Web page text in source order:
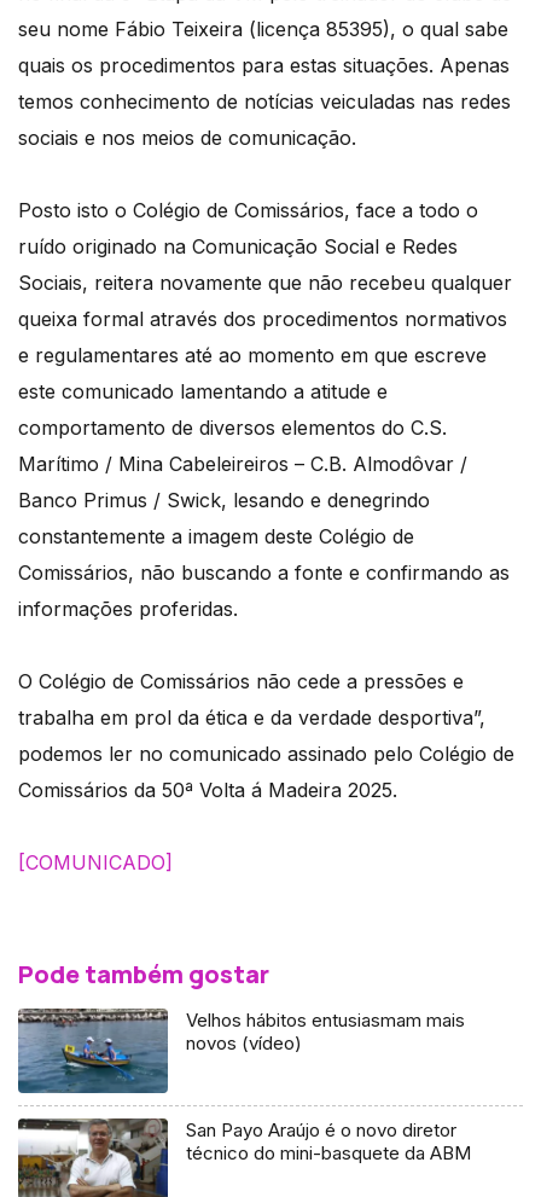
seu nome Fábio Teixeira (licença 85395), o qual sabe
quais os procedimentos para estas situações. Apenas
temos conhecimento de notícias veiculadas nas redes
sociais e nos meios de comunicação.
Posto isto o Colégio de Comissários, face a todo o
ruído originado na Comunicação Social e Redes
Sociais, reitera novamente que não recebeu qualquer
queixa formal através dos procedimentos normativos
e regulamentares até ao momento em que escreve
este comunicado lamentando a atitude e
comportamento de diversos elementos do C.S.
Marítimo / Mina Cabeleireiros – C.B. Almodôvar /
Banco Primus / Swick, lesando e denegrindo
constantemente a imagem deste Colégio de
Comissários, não buscando a fonte e confirmando as
informações proferidas.
O Colégio de Comissários não cede a pressões e
trabalha em prol da ética e da verdade desportiva”,
podemos ler no comunicado assinado pelo Colégio de
Comissários da 50ª Volta á Madeira 2025.
[COMUNICADO]
Pode também gostar
Velhos hábitos entusiasmam mais
novos (vídeo)
San Payo Araújo é o novo diretor
técnico do mini-basquete da ABM